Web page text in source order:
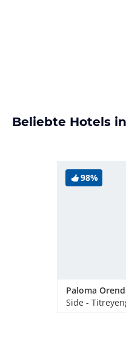
Beliebte Hotels
98%
Paloma
Side -